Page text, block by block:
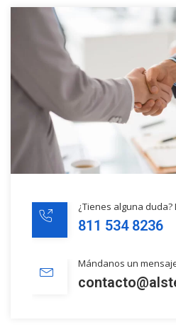
¿Tienes alguna duda?
811 534 8236
Mándanos un